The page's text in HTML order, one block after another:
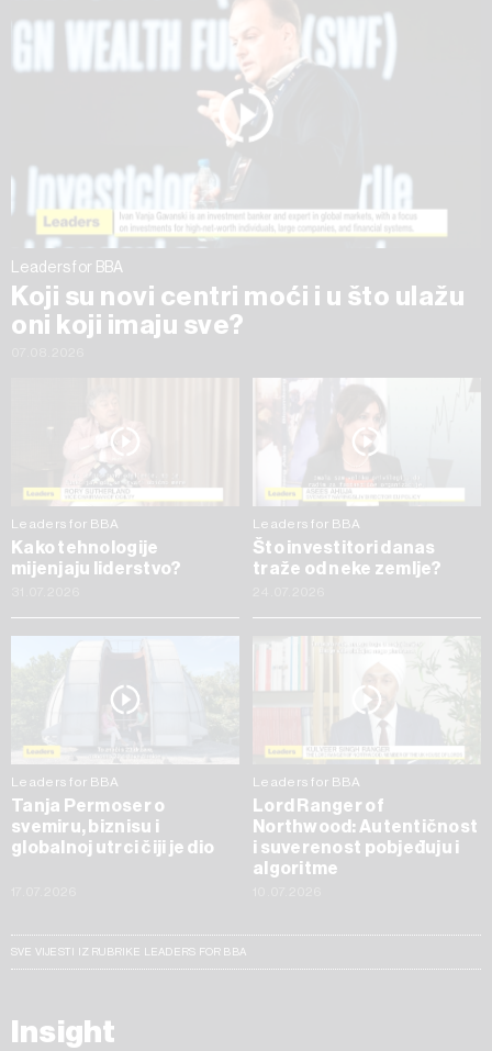
na „Prikaži detalje“. Privolu možete u bilo kojem trenutku
povući bez negativnih posljedica.
Leaders for BBA
Koji su novi centri moći i u što ulažu
oni koji imaju sve?
Leaders for BBA
Kako tehnologije
mijenjaju liderstvo?
Leaders for BBA
Što investitori danas
traže od neke zemlje?
Leaders for BBA
Tanja Permoser o
svemiru, biznisu i
globalnoj utrci čiji je dio
Leaders for BBA
Lord Ranger of
Northwood: Autentičnost
i suverenost pobjeđuju i
algoritme
SVE VIJESTI IZ RUBRIKE LEADERS FOR BBA
Insight